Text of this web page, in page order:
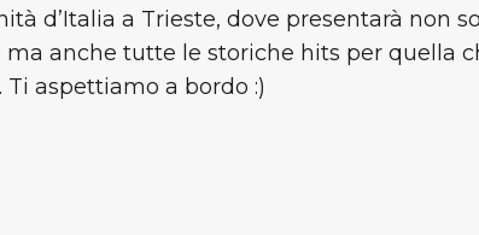
d’Italia a Trieste, dove presentarà non
anche tutte le storiche hits per quella
aspettiamo a bordo :)